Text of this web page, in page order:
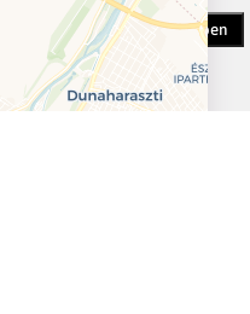
Beállítások Rendben